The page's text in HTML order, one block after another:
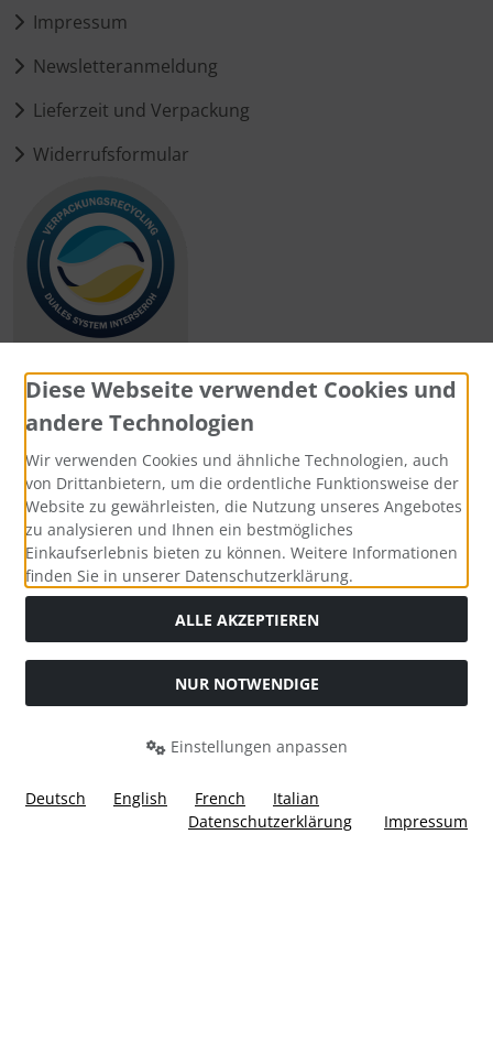
Impressum
Newsletteranmeldung
Lieferzeit und Verpackung
Widerrufsformular
Zahlungsmethoden
Social Media
Widerrufsformular
Diese Webseite verwendet Cookies und
andere Technologien
Wir verwenden Cookies und ähnliche Technologien, auch
von Drittanbietern, um die ordentliche Funktionsweise der
Website zu gewährleisten, die Nutzung unseres Angebotes
zu analysieren und Ihnen ein bestmögliches
Einkaufserlebnis bieten zu können. Weitere Informationen
finden Sie in unserer Datenschutzerklärung.
ALLE AKZEPTIEREN
NUR NOTWENDIGE
Einstellungen anpassen
Deutsch English French
Italian
Datenschutzerklärung
Impressum